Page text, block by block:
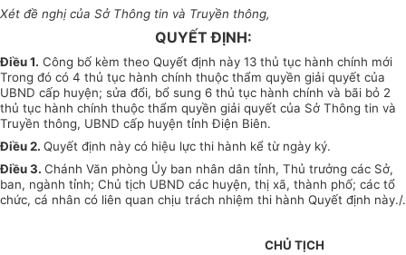
Xét đề nghị của Sở Thông tin và Truyền thông,
QUYẾT ĐỊNH:
Điều 1. Công bố kèm theo Quyết định này 13 thủ tục hành chính mới
Trong đó có 4 thủ tục hành chính thuộc thẩm quyền giải quyết của
UBND cấp huyện; sửa đổi, bổ sung 6 thủ tục hành chính và bãi bỏ 2
thủ tục hành chính thuộc thẩm quyền giải quyết của Sở Thông tin và
Truyền thông, UBND cấp huyện tỉnh Điện Biên.
Điều 2. Quyết định này có hiệu lực thi hành kể từ ngày ký.
Điều 3. Chánh Văn phòng Ủy ban nhân dân tỉnh, Thủ trưởng các Sở,
ban, ngành tỉnh; Chủ tịch UBND các huyện, thị xã, thành phố; các tổ
chức, cá nhân có liên quan chịu trách nhiệm thi hành Quyết định này./.
CHỦ TỊCH